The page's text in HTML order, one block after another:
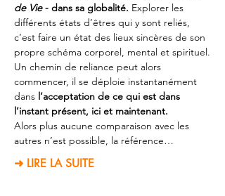
de Vie - dans sa globalité. Explorer les
différents états d’êtres qui y sont reliés,
c’est faire un état des lieux sincères de son
propre schéma corporel, mental et spirituel.
Un chemin de reliance peut alors
commencer, il se déploie instantanément
dans l’acceptation de ce qui est dans
l’instant présent, ici et maintenant.
Alors plus aucune comparaison avec les
autres n’est possible, la référence…
➜ LIRE LA SUITE